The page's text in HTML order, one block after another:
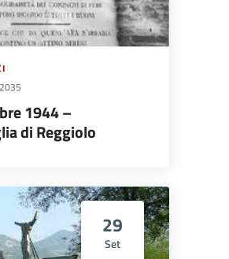
1944 –
di Reggiolo
29
Set